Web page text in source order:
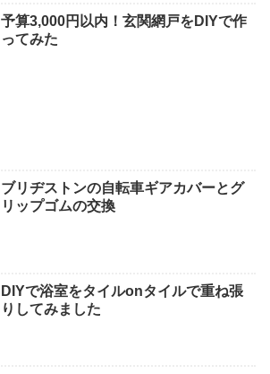
予算3,000円以内！玄関網戸をDIYで作
ってみた
ブリヂストンの自転車ギアカバーとグ
リップゴムの交換
DIYで浴室をタイルonタイルで重ね張
りしてみました